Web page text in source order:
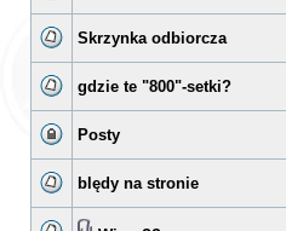
Skrzynka odbiorcza
gdzie te "800"-setki?
Posty
blędy na stronie